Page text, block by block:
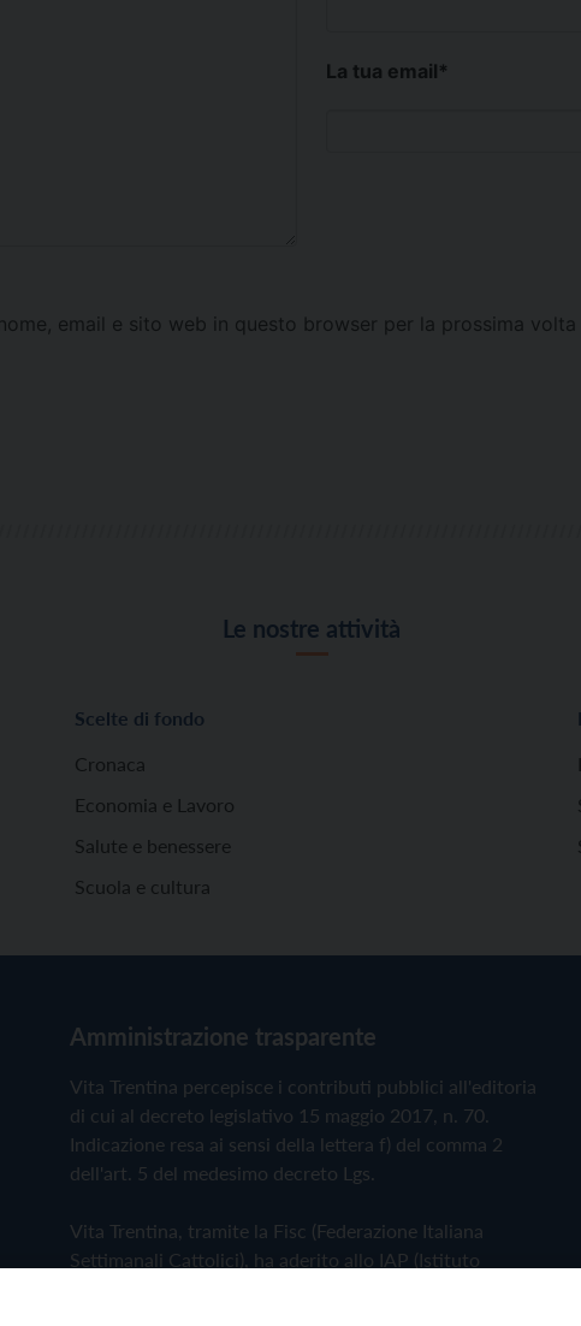
La tua email*
email e sito web in questo browser per la prossima volta
Le nostre attività
Scelte di fondo
Cronaca
Economia e Lavoro
Salute e benessere
Scuola e cultura
Amministrazione trasparente
Vita Trentina percepisce i contributi pubblici all'editoria
di cui al decreto legislativo 15 maggio 2017, n. 70.
Indicazione resa ai sensi della lettera f) del comma 2
dell'art. 5 del medesimo decreto Lgs.
Vita Trentina, tramite la Fisc (Federazione Italiana
Settimanali Cattolici), ha aderito allo IAP (Istituto